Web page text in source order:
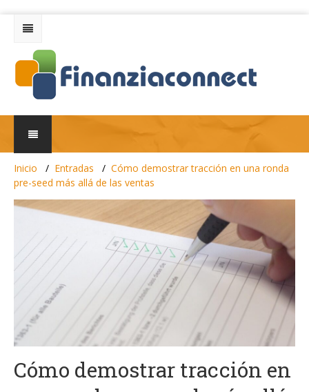
Inicio Entradas
Cómo demostrar tracción en una ronda
pre-seed más allá de las ventas
Cómo demostrar tracción en